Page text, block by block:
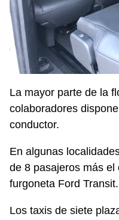
La mayor parte de la
colaboradores
conductor.
En algunas
de 8 pasajeros más
furgoneta Ford Transit.
Los taxis de siete